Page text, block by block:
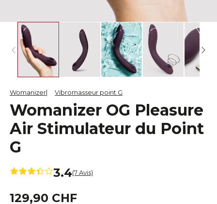
Womanizer Vibromasseur point G
Womanizer OG Pleasure
Air Stimulateur du Point
G
3.4(7 Avis)
129,90 CHF